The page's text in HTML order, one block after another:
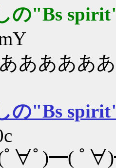
の"Bs
ああああ
の"Bs
ﾟ∀ﾟ)━(